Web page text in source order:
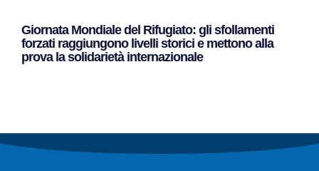
Giornata Mondiale del Rifugiato: gli sfollamenti
forzati raggiungono livelli storici e mettono alla
prova la solidarietà internazionale